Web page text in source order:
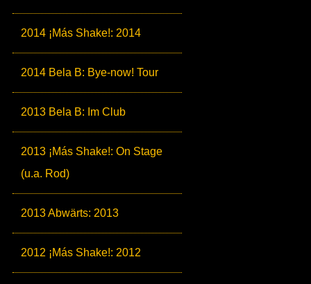
2014 ¡Más Shake!: 2014
2014 Bela B: Bye-now! Tour
2013 Bela B: Im Club
2013 ¡Más Shake!: On Stage
(u.a. Rod)
2013 Abwärts: 2013
2012 ¡Más Shake!: 2012